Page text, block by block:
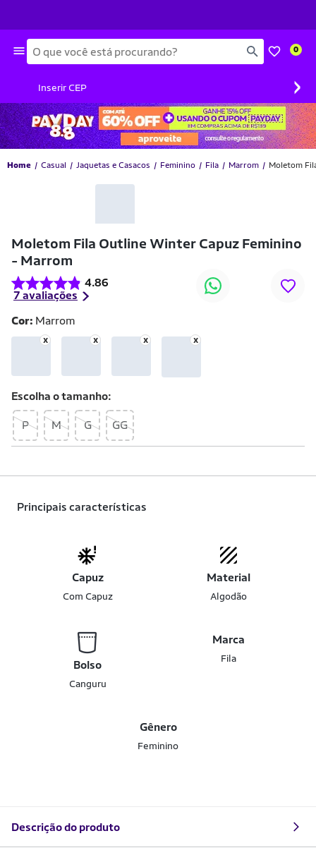
Busca 0
Inserir CEP ›
Home Casual Jaquetas e Casacos Feminino Fila Marrom Moletom
Moletom Fila Outline Winter Capuz Feminino
- Marrom
4.86
7 avaliações
Cor: Marrom
Escolha otamanho
P M G GG
Principais características
Capuz
Com Capuz
Material
Algodão
Bolso
Canguru
Marca
Fila
Gênero
Feminino
Descrição do produto